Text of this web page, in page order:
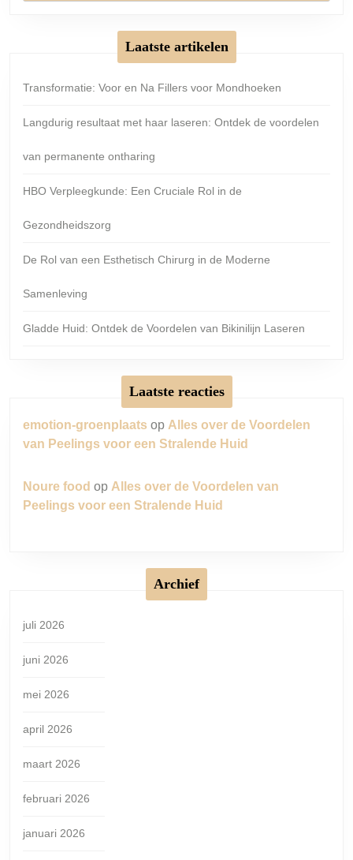
Laatste artikelen
Transformatie: Voor en Na Fillers voor Mondhoeken
Langdurig resultaat met haar laseren: Ontdek de voordelen
van permanente ontharing
HBO Verpleegkunde: Een Cruciale Rol in de
Gezondheidszorg
De Rol van een Esthetisch Chirurg in de Moderne
Samenleving
Gladde Huid: Ontdek de Voordelen van Bikinilijn Laseren
Laatste reacties
emotion-groenplaats op Alles over de Voordelen
van Peelings voor een Stralende Huid
Noure food op Alles over de Voordelen van
Peelings voor een Stralende Huid
Archief
juli 2026
juni 2026
mei 2026
april 2026
maart 2026
februari 2026
januari 2026